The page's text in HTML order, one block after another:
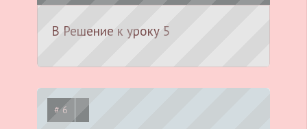
B Решение к уроку 5
# 6